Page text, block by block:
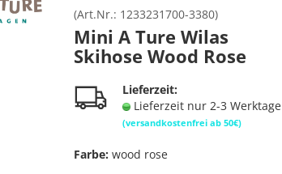
Konto erstellen
(Art.Nr.: 1233231700-3380)
Mini A Ture Wilas
Skihose Wood Rose
Lieferzeit:
Lieferzeit nur 2-3 Werktage
(versandkostenfrei ab 50€)
Farbe: wood rose